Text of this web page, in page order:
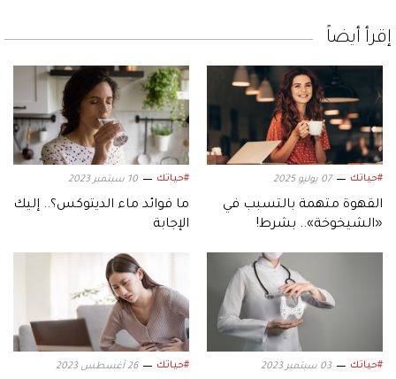
إقرأ أيضاً
#حياتك 07 يوليو 2025
القهوة متهمة بالتسبب في
«الشيخوخة».. بشرط!
#حياتك 10 سبتمبر 2023
ما فوائد ماء الديتوكس؟.. إليك
الإجابة
#حياتك 03 سبتمبر 2023 #حياتك 26 أغسطس 2023